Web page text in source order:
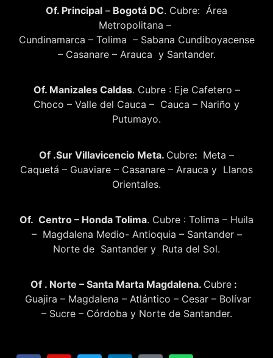
Of. Principal – Bogotá DC. Cubre: Área
Metropolitana –
Cundinamarca – Tolima – Sabana Cundiboyacense
– Casanare – Arauca y Santander.
Of. Manizales Caldas. Cubre : Eje Cafetero –
Choco – Valle del Cauca – Cauca – Nariño y
Putumayo.
Of .Sur Villavicencio Meta. Cubre: Meta –
Caquetá – Guaviare – Casanare – Arauca y Llanos
Orientales.
Of. Centro – Honda Tolima. Cubre : Tolima – Huila
– Magdalena Medio- Antioquia – Santander –
Norte de Santander y Ruta del Sol.
Of . Norte – Santa Marta Magdalena. Cubre :
Guajira – Magdalena – Atlántico – Cesar – Bolívar
– Sucre – Córdoba y Norte de Santander.